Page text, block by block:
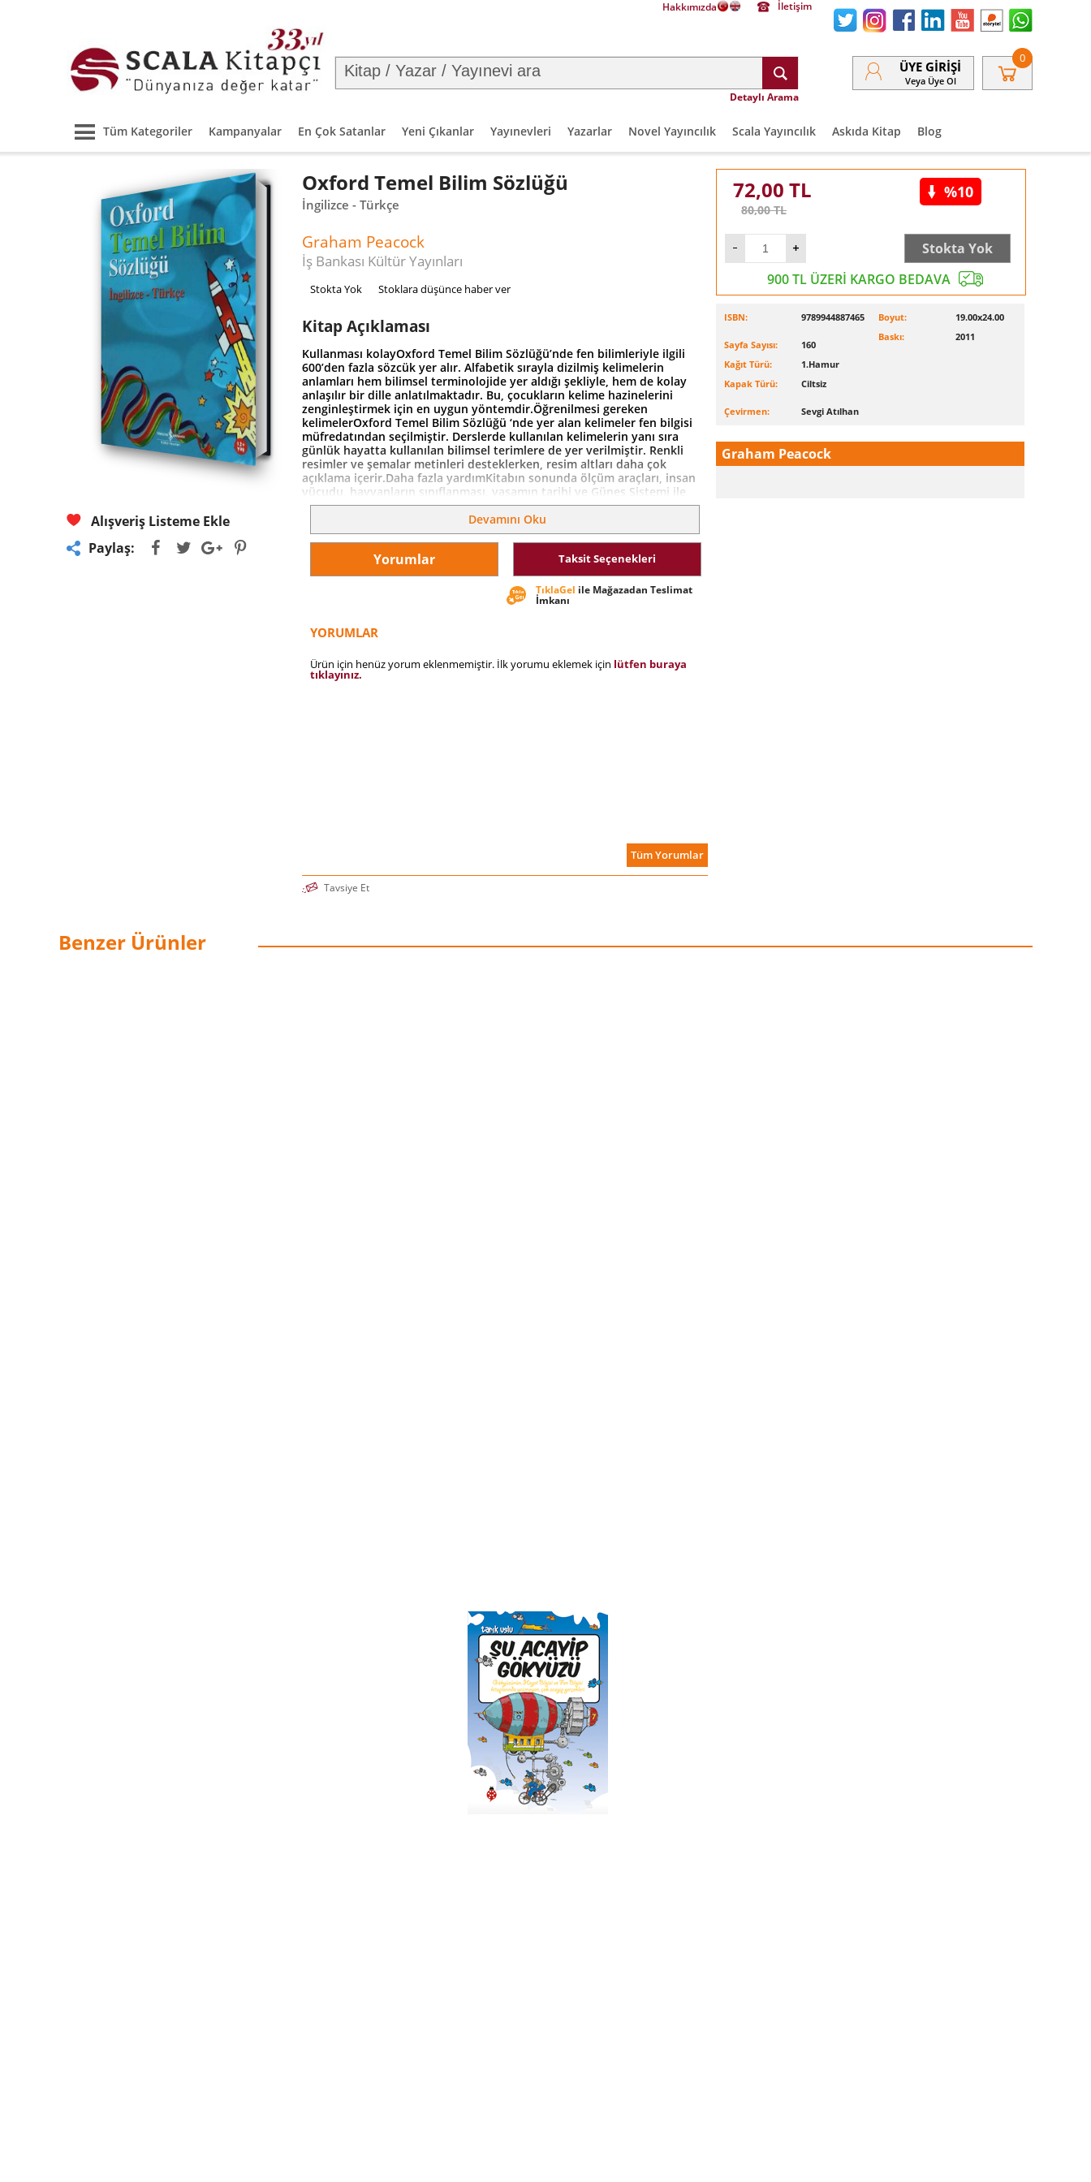
Hakkımızda İletişim
Detaylı Arama
ÜYE GIRIŞI
Veya Üye Ol
0
Tüm Kategoriler Kampanyalar En Çok Satanlar Yeni Çıkanlar Yayınevleri Yazarlar Novel Yayıncılık Scala Yayıncılık Askıda Kitap Blog
Alışveriş Listeme Ekle
Paylaş:
Oxford Temel Bilim Sözlüğü
İngilizce - Türkçe
Graham Peacock
İş Bankası Kültür Yayınları
Stokta Yok Stoklara düşünce haber ver
Kitap Açıklaması
Kullanması kolayOxford Temel Bilim Sözlüğü’nde fen bilimleriyle ilgili
600’den fazla sözcük yer alır. Alfabetik sırayla dizilmiş kelimelerin
anlamları hem bilimsel terminolojide yer aldığı şekliyle, hem de kolay
anlaşılır bir dille anlatılmaktadır. Bu, çocukların kelime hazinelerini
zenginleştirmek için en uygun yöntemdir.Öğrenilmesi gereken
kelimelerOxford Temel Bilim Sözlüğü ‘nde yer alan kelimeler fen bilgisi
müfredatından seçilmiştir. Derslerde kullanılan kelimelerin yanı sıra
günlük hayatta kullanılan bilimsel terimlere de yer verilmiştir. Renkli
resimler ve şemalar metinleri desteklerken, resim altları daha çok
açıklama içerir.Daha fazla yardımKitabın sonunda ölçüm araçları, insan
vücudu, hayvanların sınıflanması, yaşamın tarihi ve Güneş Sistemi ile
ilgili terimlerin listesi yer alır.
Devamını Oku
Yorumlar Taksit Seçenekleri
TıklaGel ile Mağazadan Teslimat
İmkanı
YORUMLAR
Ürün için henüz yorum eklenmemiştir. İlk yorumu eklemek için lütfen buraya
tıklayınız.
Tüm Yorumlar
Tavsiye Et
72,00 TL
80,00TL
%10
Stokta Yok
900 TL ÜZERİ KARGO BEDAVA
ISBN: 9789944887465
Sayfa Sayısı:
160
Kağıt Türü:
1.Hamur
Kapak Türü:
Ciltsiz
Çevirmen: Sevgi Atılhan
Boyut:
19.00x24.00
Baskı:
2011
Graham Peacock
Benzer Ürünler